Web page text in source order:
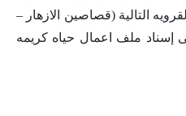
التالية (قصاصين الازهار –
إسناد ملف اعمال حياه كريمه